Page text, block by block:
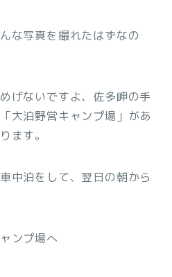
な写真を撮れたはずなの
げないですよ、佐多岬の手
大泊野営キャンプ場」があ
ます。
中泊をして、翌日の朝から
ンプ場へ